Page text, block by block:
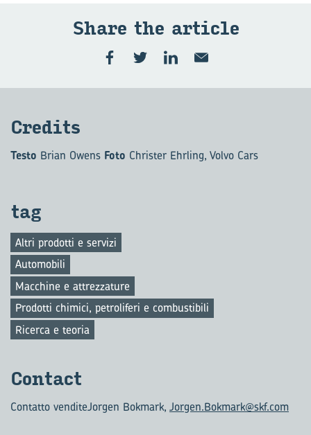
Share the ar­ti­cle
Cre­di­ts
Testo Brian Owens Foto Christer Ehrling, Volvo Cars
tag
Altri prodotti e servizi
Automobili
Macchine e attrezzature
Prodotti chimici, petroliferi e combustibili
Ricerca e teoria
Con­tact
Contatto venditeJorgen Bokmark, Jorgen.Bokmark@skf.com